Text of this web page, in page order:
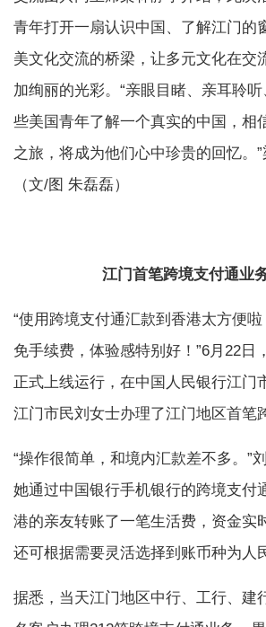
青年打开一扇认识中国、了解江门的
美文化交流的桥梁，让多元文化在交
加绚丽的光彩。“亲眼目睹、亲耳聆
些美国青年了解一个真实的中国，相
之旅，将成为他们心中珍贵的回忆。”
（文/图 朱磊磊）
江门首笔跨境支付通业
“使用跨境支付通汇款到香港太方便
免手续费，体验感特别好！”6月22日
正式上线运行，在中国人民银行江门
江门市民刘女士办理了江门地区首笔
“操作很简单，和境内汇款差不多。”
她通过中国银行手机银行的跨境支付
港的亲友转账了一笔生活费，资金实
还可根据需要灵活选择到账币种为人
据悉，当天江门地区中行、工行、建